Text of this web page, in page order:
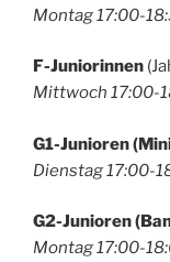
Montag 17:00-
F-Juniorinnen
Mittwoch 17:00-
G1-Junioren
Dienstag 17:00-
G2-Junioren
Montag 17:00-